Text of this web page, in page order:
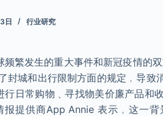
日 行业研究
繁发生的重大事件和新冠疫情的
封城和出行限制方面的规定﹐导
行日常购物﹑寻找物美价廉产品和
报提供商App Annie 表示﹐这一背